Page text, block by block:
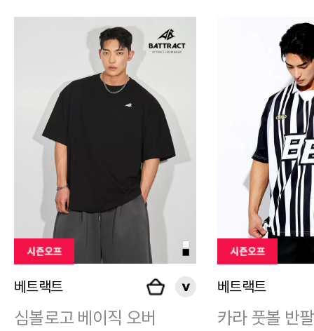
베트랙트
심볼로고 베이직 오버
베트랙트
카라 풋볼 반